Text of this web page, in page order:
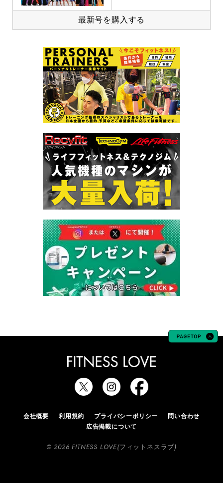
最新号を購入する
会社概要 利用規約 プライバシーポリシー
問い合わせ
広告掲載について
© 2026 FITNESS LOVE(フィットネスラブ)